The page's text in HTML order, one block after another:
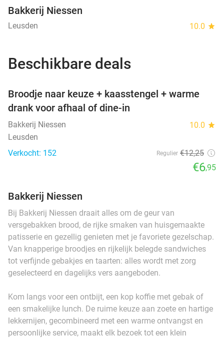
Bakkerij Niessen
Leusden 10.0 star
Beschikbare deals
Broodje naar keuze + kaasstengel + warme
drank voor afhaal of dine-in
Bakkerij Niessen 10.0 star
Leusden
Verkocht: 152
Regulier €12,25
€6,95
Bakkerij Niessen
Bij Bakkerij Niessen draait alles om de geur van
versgebakken brood, de rijke smaken van huisgemaakte
patisserie en gezellig genieten met je favoriete gezelschap.
Van knapperige broodjes en rijkelijk belegde sandwiches
tot verfijnde gebakjes en taarten: alles wordt met zorg
geselecteerd en dagelijks vers aangeboden.
Kom langs voor een ontbijt, een kop koffie met gebak of
een smakelijke lunch. De ruime keuze aan zoete en hartige
lekkernijen, gecombineerd met een warme ontvangst en
persoonlijke service, maakt elk bezoek tot een klein